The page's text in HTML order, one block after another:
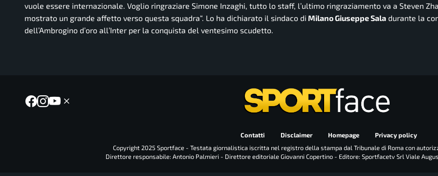
vuole essere internazionale. Voglio ringraziare Simone Inzaghi, tutto lo staff, l’ultimo ringraziamento va a Steven
mostrato un grande affetto verso questa squadra“. Lo ha dichiarato il sindaco di Milano Giuseppe Sala durante la
dell’Ambrogino d’oro all’Inter per la conquista del ventesimo scudetto.
Contatti Disclaimer Homepage
Privacy policy
Copyright 2025 Sportface - Testata giornalistica iscritta nel registro della stampa dal Tribunale di Roma con
Direttore responsabile: Antonio Palmieri - Direttore editoriale Giovanni Copertino - Editore: Sportfacetv Srl Viale